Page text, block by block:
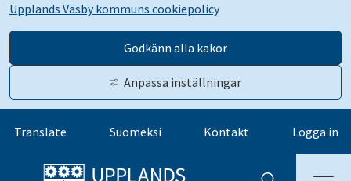
Upplands Väsby kommuns cookiepolicy
Godkänn alla kakor
Anpassa inställningar
Gå till innehåll
Translate Suomeksi Kontakt Logga in